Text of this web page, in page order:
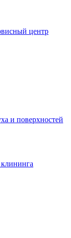
центр
и поверхностей